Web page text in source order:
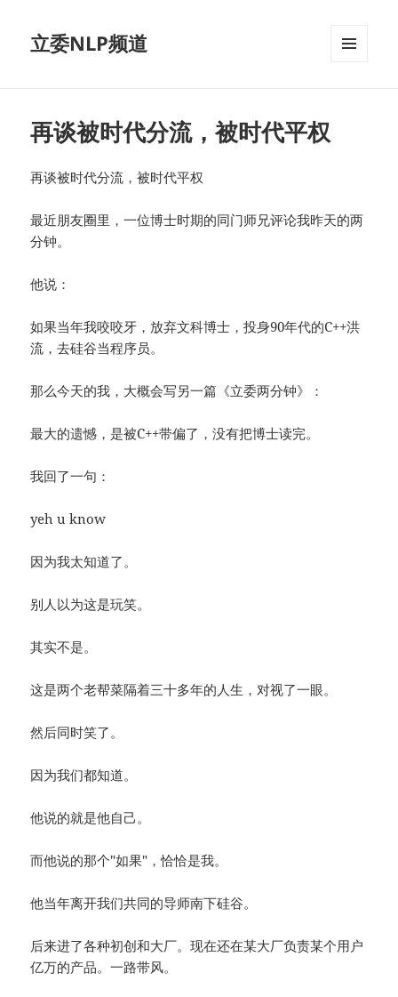
立委NLP频道
再谈被时代分流，被时代平权
再谈被时代分流，被时代平权
最近朋友圈里，一位博士时期的同门师兄评论我昨天的两
分钟。
他说：
如果当年我咬咬牙，放弃文科博士，投身90年代的C++洪
流，去硅谷当程序员。
那么今天的我，大概会写另一篇《立委两分钟》：
最大的遗憾，是被C++带偏了，没有把博士读完。
我回了一句：
yeh u know
因为我太知道了。
别人以为这是玩笑。
其实不是。
这是两个老帮菜隔着三十多年的人生，对视了一眼。
然后同时笑了。
因为我们都知道。
他说的就是他自己。
而他说的那个"如果"，恰恰是我。
他当年离开我们共同的导师南下硅谷。
后来进了各种初创和大厂。现在还在某大厂负责某个用户
亿万的产品。一路带风。